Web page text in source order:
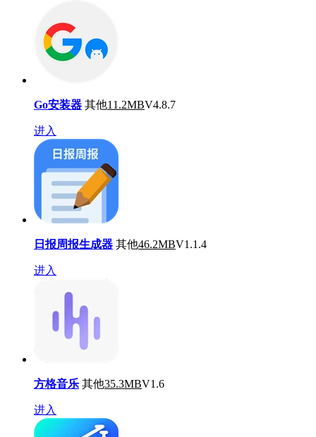
Go安装器 其他11.2MBV4.8.7
进入
日报周报生成器 其他46.2MBV1.1.4
进入
方格音乐 其他35.3MBV1.6
进入